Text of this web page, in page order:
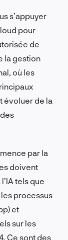
s’appuyer
pour
de
la gestion
où les
évoluer de la
par la
doivent
tels que
processus
et
sur les
Ce sont des